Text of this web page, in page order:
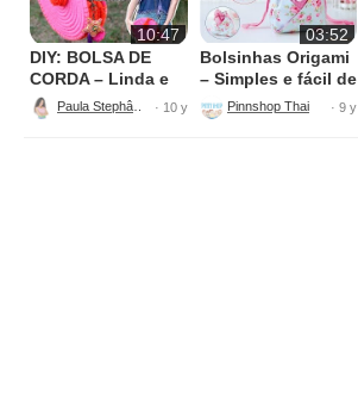
10:47
DIY: BOLSA DE
CORDA – Linda e
fácil
· 10 y
03:52
Bolsinhas Origami
– Simples e fácil de
fazer
· 9 y